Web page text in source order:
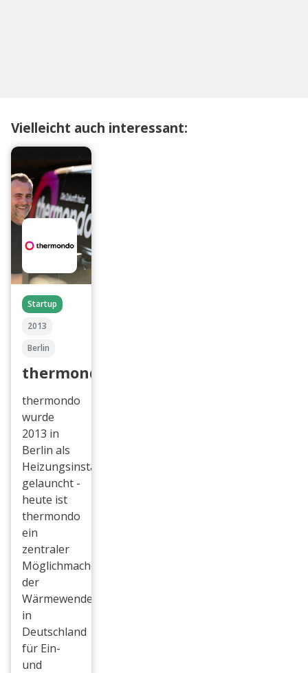
Vielleicht auch interessant:
Startup
2013
Berlin
thermondo
thermondo
wurde
2013 in
Berlin als
Heizungsinstallateur
gelauncht -
heute ist
thermondo
ein
zentraler
Möglichmacher
der
Wärmewende
in
Deutschland
für Ein-
und